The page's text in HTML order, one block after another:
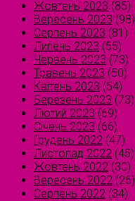
Жовтень 2023 (85)
Вересень 2023 (98)
Серпень 2023 (81)
Липень 2023 (55)
Червень 2023 (73)
Травень 2023 (50)
Квітень 2023 (54)
Березень 2023 (73)
Лютий 2023 (69)
Січень 2023 (66)
Грудень 2022 (47)
Листопад 2022 (45)
Жовтень 2022 (30)
Вересень 2022 (26)
Серпень 2022 (34)